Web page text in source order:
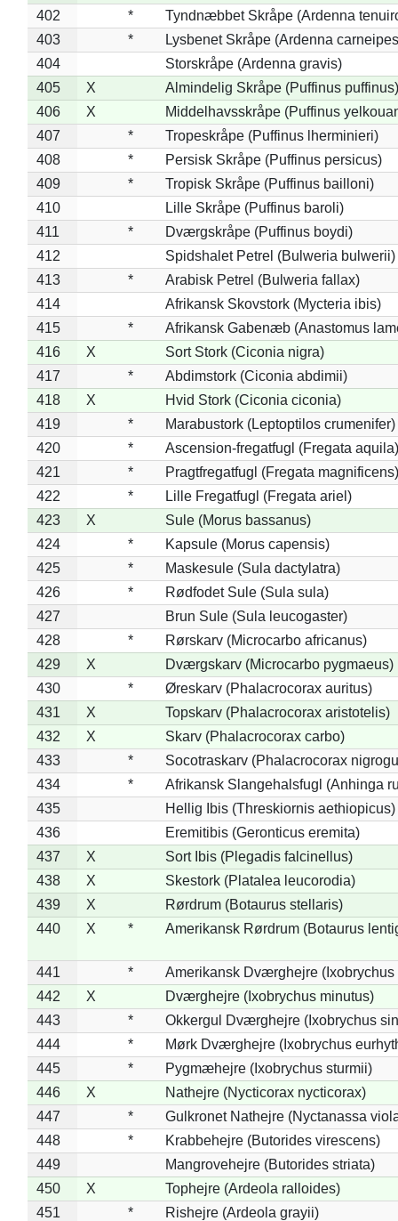
402
*
Tyndnæbbet Skråpe (Ardenna
403
*
Lysbenet Skråpe (Ardenna
404
Storskråpe (Ardenna gravis)
405
X
Almindelig Skråpe (Puffinus puffinus)
406
X
Middelhavsskråpe (Puffinus
407
*
Tropeskråpe (Puffinus lherminieri)
408
*
Persisk Skråpe (Puffinus persicus)
409
*
Tropisk Skråpe (Puffinus bailloni)
410
Lille Skråpe (Puffinus baroli)
411
*
Dværgskråpe (Puffinus boydi)
412
Spidshalet Petrel (Bulweria bulwerii)
413
*
Arabisk Petrel (Bulweria fallax)
414
Afrikansk Skovstork (Mycteria ibis)
415
*
Afrikansk Gabenæb (Anastomus
416
X
Sort Stork (Ciconia nigra)
417
*
Abdimstork (Ciconia abdimii)
418
X
Hvid Stork (Ciconia ciconia)
419
*
Marabustork (Leptoptilos crumenifer)
420
*
Ascension-fregatfugl (Fregata aquila)
421
*
Pragtfregatfugl (Fregata magnificens)
422
*
Lille Fregatfugl (Fregata ariel)
423
X
Sule (Morus bassanus)
424
*
Kapsule (Morus capensis)
425
*
Maskesule (Sula dactylatra)
426
*
Rødfodet Sule (Sula sula)
427
Brun Sule (Sula leucogaster)
428
*
Rørskarv (Microcarbo africanus)
429
X
Dværgskarv (Microcarbo pygmaeus)
430
*
Øreskarv (Phalacrocorax auritus)
431
X
Topskarv (Phalacrocorax aristotelis)
432
X
Skarv (Phalacrocorax carbo)
433
*
Socotraskarv (Phalacrocorax
434
*
Afrikansk Slangehalsfugl (Anhinga
435
Hellig Ibis (Threskiornis aethiopicus)
436
Eremitibis (Geronticus eremita)
437
X
Sort Ibis (Plegadis falcinellus)
438
X
Skestork (Platalea leucorodia)
439
X
Rørdrum (Botaurus stellaris)
440
X * Amerikansk Rørdrum (Botaurus
441 *
Amerikansk Dværghejre (Ixobrychus
442
X
Dværghejre (Ixobrychus minutus)
443
*
Okkergul Dværghejre (Ixobrychus
444
*
Mørk Dværghejre (Ixobrychus
445
*
Pygmæhejre (Ixobrychus sturmii)
446
X
Nathejre (Nycticorax nycticorax)
447
*
Gulkronet Nathejre (Nyctanassa
448
*
Krabbehejre (Butorides virescens)
449
Mangrovehejre (Butorides striata)
450
X
Tophejre (Ardeola ralloides)
451
*
Rishejre (Ardeola grayii)